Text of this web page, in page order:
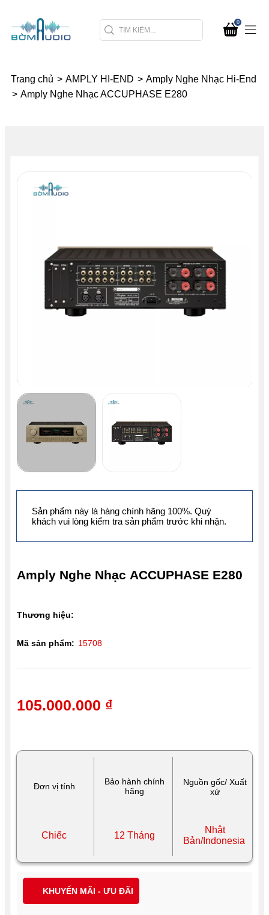
0
Trang chủ > AMPLY HI-END > Amply Nghe Nhạc Hi-End
> Amply Nghe Nhạc ACCUPHASE E280
Đơn vị tính
Bảo hành chính
hãng
Nguồn gốc/ Xuất
xứ
Chiếc 12 Tháng
Nhật
Bản/Indonesia
Amply Nghe Nhạc ACCUPHASE E280
105.000.000 ₫
Thương hiệu:
Mã sản phẩm: 15708
KHUYẾN MÃI - ƯU ĐÃI
Sản phẩm này là hàng chính hãng 100%. Quý
khách vui lòng kiểm tra sản phẩm trước khi nhận.